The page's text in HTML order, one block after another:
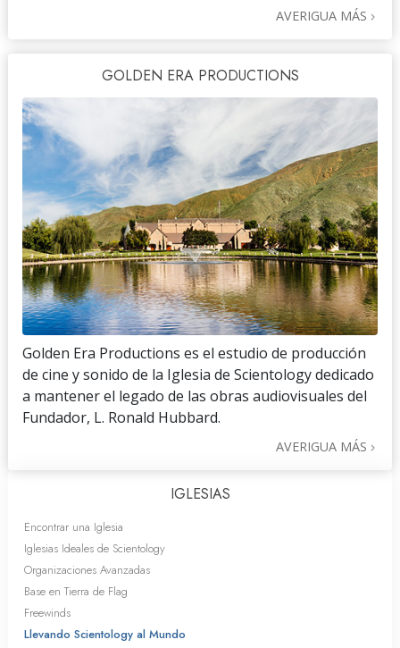
AVERIGUA MÁS
GOLDEN ERA PRODUCTIONS
Golden Era Productions es el estudio de producción
de cine y sonido de la Iglesia de Scientology dedicado
a mantener el legado de las obras audiovisuales del
Fundador, L. Ronald Hubbard.
AVERIGUA MÁS
IGLESIAS
Encontrar una Iglesia
Iglesias Ideales de Scientology
Organizaciones Avanzadas
Base en Tierra de Flag
Freewinds
Llevando Scientology al Mundo